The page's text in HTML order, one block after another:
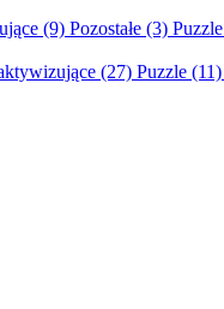
(9) Pozostałe (3) Puzzle
(27) Puzzle (11)